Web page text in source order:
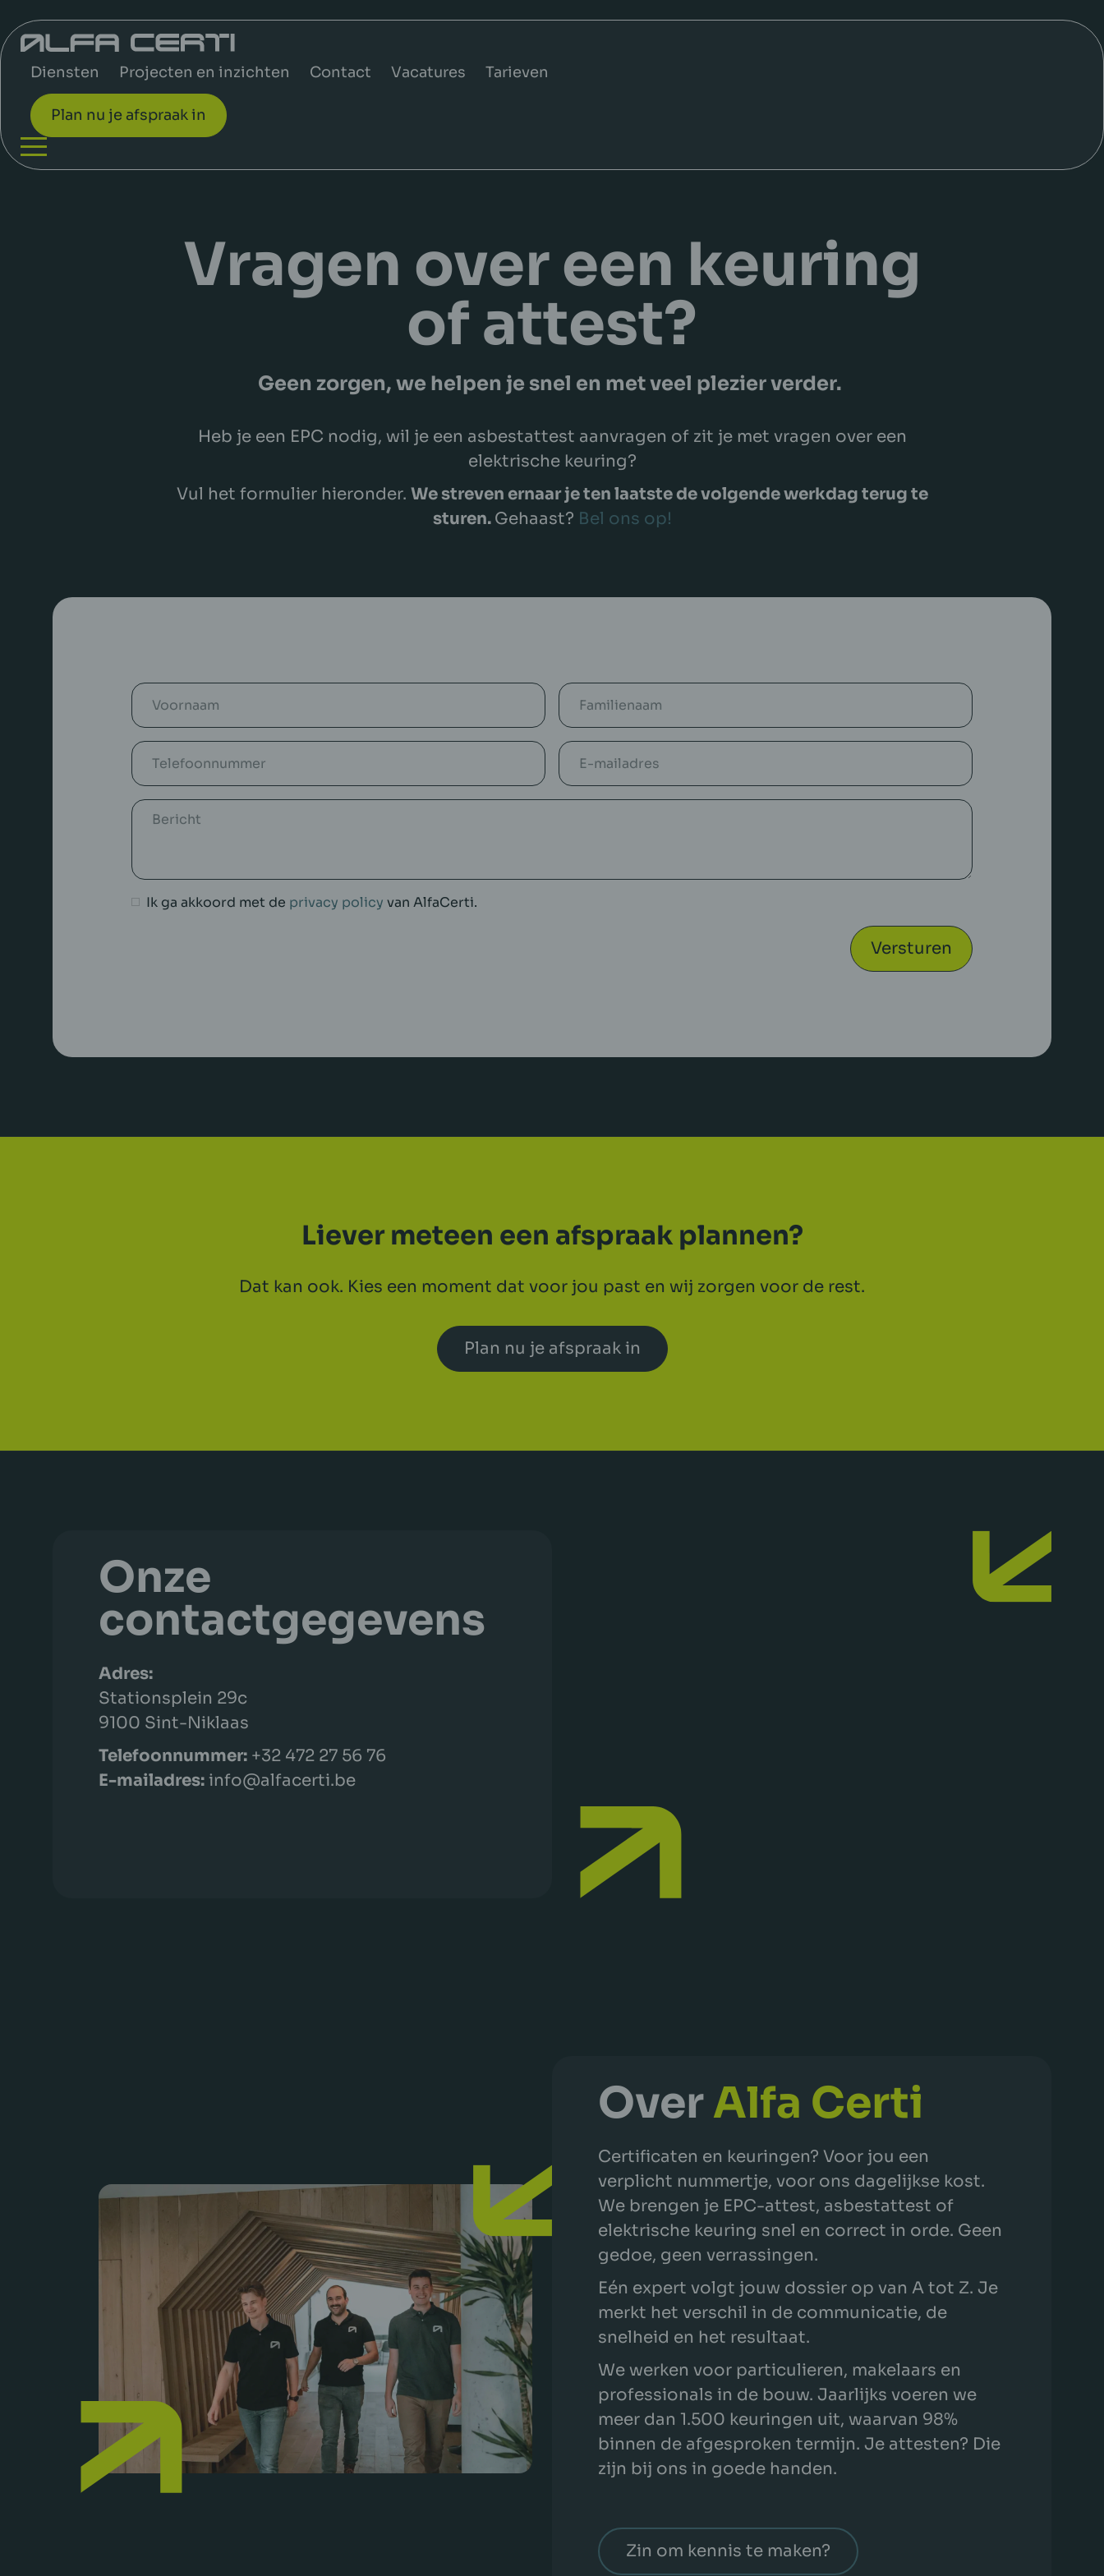
Diensten Projecten en inzichten Contact Vacatures Tarieven
Plan nu je afspraak in
Vragen over een keuring
of attest?
Geen zorgen, we helpen je snel en met veel plezier verder.
Heb je een EPC nodig, wil je een asbestattest aanvragen of zit je met vragen over een
elektrische keuring?
Vul het formulier hieronder. We streven ernaar je ten laatste de volgende werkdag terug te
sturen. Gehaast? Bel ons op!
Ik ga akkoord met de privacy policy van AlfaCerti.
Versturen
Liever meteen een afspraak plannen?
Dat kan ook. Kies een moment dat voor jou past en wij zorgen voor de rest.
Plan nu je afspraak in
Onze
contactgegevens
Adres:
Stationsplein 29c
9100 Sint-Niklaas
Telefoonnummer: +32 472 27 56 76
E-mailadres: info@alfacerti.be
OverAlfa Certi
Certificaten en keuringen? Voor jou een
verplicht nummertje, voor ons dagelijkse kost.
We brengen je EPC-attest, asbestattest of
elektrische keuring snel en correct in orde. Geen
gedoe, geen verrassingen.
Eén expert volgt jouw dossier op van A tot Z. Je
merkt het verschil in de communicatie, de
snelheid en het resultaat.
We werken voor particulieren, makelaars en
professionals in de bouw. Jaarlijks voeren we
meer dan 1.500 keuringen uit, waarvan 98%
binnen de afgesproken termijn. Je attesten? Die
zijn bij ons in goede handen.
Zin om kennis te maken?